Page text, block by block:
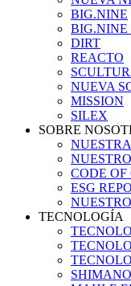
BIG.NINE
BIG.NINE
DIRT
REACTO
NUEVA
MISSION
SILEX
SOBRE
CODE
ESG
TECNOLOGÍA